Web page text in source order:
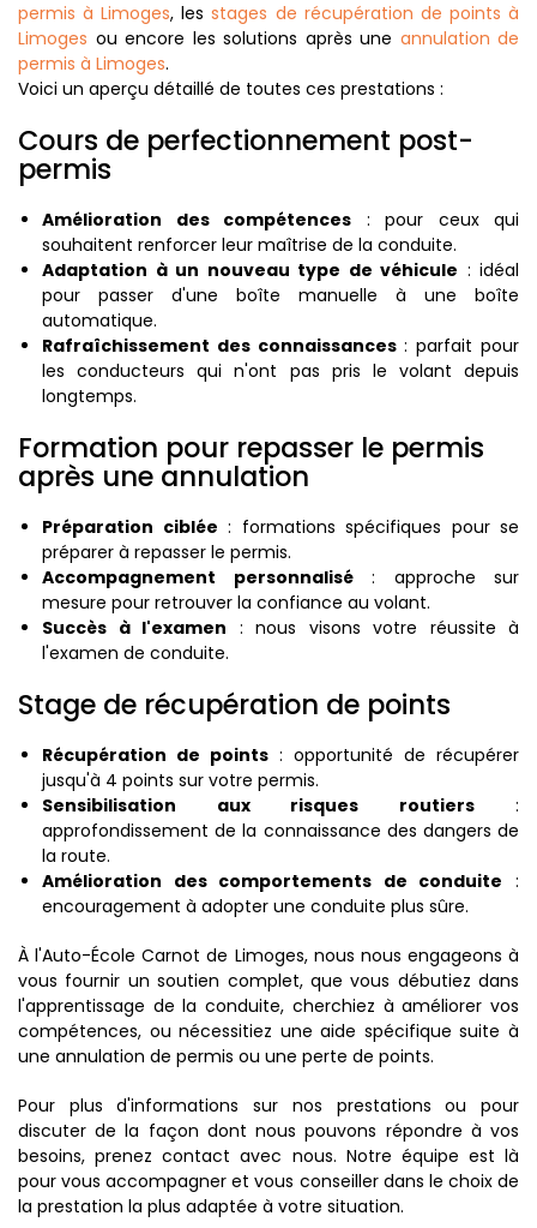
permis à Limoges, lesstages de récupération de points à
Limoges ou encore les solutions après une annulation de
permis à Limoges.
Voici un aperçu détaillé de toutes ces prestations :
Cours de perfectionnement post-
permis
Amélioration des compétences : pour ceux qui
souhaitent renforcer leur maîtrise de la conduite.
Adaptation à un nouveau type de véhicule : idéal
pour passer d'une boîte manuelle à une boîte
automatique.
Rafraîchissement des connaissances: parfait pour
les conducteurs qui n'ont pas pris le volant depuis
longtemps.
Formation pour repasser le permis
après une annulation
Préparation ciblée : formations spécifiques pour se
préparer à repasser le permis.
Accompagnement personnalisé: approche sur
mesure pour retrouver la confiance au volant.
Succès à l'examen : nous visons votre réussite à
l'examen de conduite.
Stage de récupération de points
Récupération de points : opportunité de récupérer
jusqu'à 4 points sur votre permis.
Sensibilisation aux risques routiers:
approfondissement de la connaissance des dangers de
la route.
Amélioration des comportements de conduite :
encouragement à adopter une conduite plus sûre.
À l'Auto-École Carnot de Limoges, nous nous engageons à
vous fournir un soutien complet, que vous débutiez dans
l'apprentissage de la conduite, cherchiez à améliorer vos
compétences, ou nécessitiez une aide spécifique suite à
une annulation de permis ou une perte de points.
Pour plus d'informations sur nos prestations ou pour
discuter de la façon dont nous pouvons répondre à vos
besoins, prenez contact avec nous. Notre équipe est là
pour vous accompagner et vous conseiller dans le choix de
la prestation la plus adaptée à votre situation.